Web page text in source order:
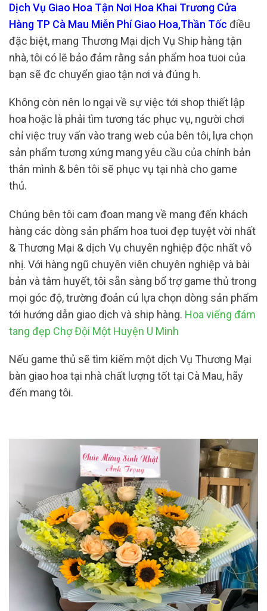
Dịch Vụ Giao Hoa Tận Nơi Hoa Khai Trương Cửa
Hàng TP Cà Mau Miễn Phí Giao Hoa,Thần Tốc điều
đặc biệt, mang Thương Mại dịch Vụ Ship hàng tận
nhà, tôi có lẽ bảo đảm rằng sản phẩm hoa tuoi của
bạn sẽ đc chuyển giao tận nơi và đúng h.
Không còn nên lo ngại về sự việc tới shop thiết lập
hoa hoặc là phải tìm tương tác phục vụ, người chơi
chỉ việc truy vấn vào trang web của bên tôi, lựa chọn
sản phẩm tương xứng mang yêu cầu của chính bản
thân mình & bên tôi sẽ phục vụ tại nhà cho game
thủ.
Chúng bên tôi cam đoan mang về mang đến khách
hàng các dòng sản phẩm hoa tuoi đẹp tuyệt vời nhất
& Thương Mại & dịch Vụ chuyên nghiệp độc nhất vô
nhị. Với hàng ngũ chuyên viên chuyên nghiệp và bài
bản và tâm huyết, tôi sẵn sàng bổ trợ game thủ trong
mọi góc độ, trường đoản cú lựa chọn dòng sản phẩm
tới hướng dẫn giao dịch và ship hàng. Hoa viếng đám
tang đẹp Chợ Đội Một Huyện U Minh
Nếu game thủ sẽ tìm kiếm một dịch Vụ Thương Mại
bàn giao hoa tại nhà chất lượng tốt tại Cà Mau, hãy
đến mang tôi.